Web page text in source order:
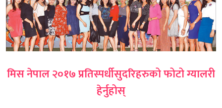
मिस नेपाल २०१७ प्रतिस्पर्धीसुदरिहरुको फोटो ग्यालरी
हेर्नुहोस्